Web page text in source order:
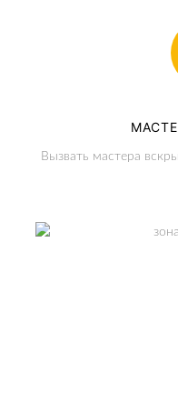
Вызвать мастера